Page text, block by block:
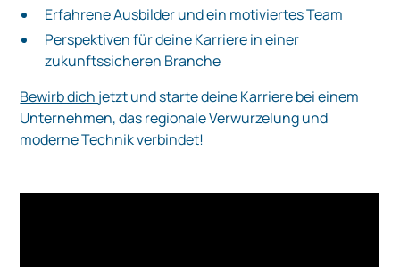
Erfahrene Ausbilder und ein motiviertes Team
Perspektiven für deine Karriere in einer
zukunftssicheren Branche
Bewirb dich jetzt und starte deine Karriere bei einem
Unternehmen, das regionale Verwurzelung und
moderne Technik verbindet!